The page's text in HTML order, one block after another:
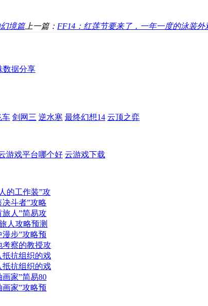
境篇上一篇： FF14：红莲节要来了，一年一度的泳装外
数据分享
车 剑网三 逆水寒 最终幻想14 云顶之弈
游戏平台哪个好 云游戏下载
的工作装”攻
决斗者”攻略
旅人”简易攻
人攻略预测
漫步”攻略预
考察的教授攻
抵抗组织的戏
抵抗组织的戏
画家”简易80
画家”攻略预